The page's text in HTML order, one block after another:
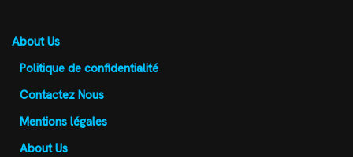
About Us
Politique de confidentialité
Contactez Nous
Mentions légales
About Us